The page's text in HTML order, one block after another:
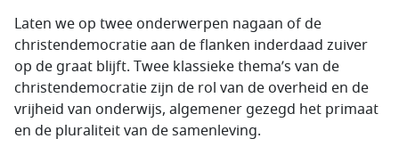
Laten we op twee onderwerpen nagaan of de
christendemocratie aan de flanken inderdaad zuiver
op de graat blijft. Twee klassieke thema’s van de
christendemocratie zijn de rol van de overheid en de
vrijheid van onderwijs, algemener gezegd het primaat
en de pluraliteit van de samenleving.